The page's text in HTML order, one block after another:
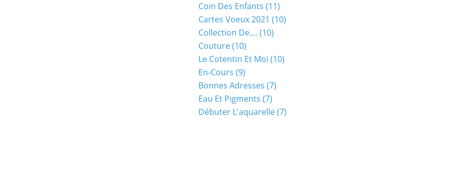
Coin Des Enfants (11)
Cartes Voeux 2021 (10)
Collection De.... (10)
Couture(10)
Le Cotentin Et Moi (10)
En-Cours (9)
Bonnes Adresses (7)
Eau Et Pigments (7)
Débuter L'aquarelle(7)